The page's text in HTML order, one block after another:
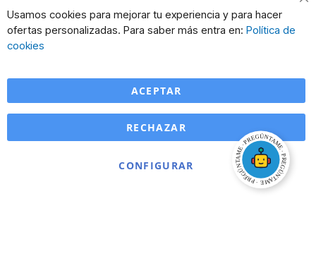
Usamos cookies para mejorar tu experiencia y para hacer
ofertas personalizadas. Para saber más entra en: Política de
cookies
ACEPTAR
CONFIGURAR
RECHAZAR